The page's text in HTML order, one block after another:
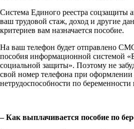
Система Единого реестра соцзащиты
ваш трудовой стаж, доход и другие
критериев вам назначается пособие.
На ваш телефон будет отправлено
пособия информационной системой
социальной защиты». Поэтому не
свой номер телефона при оформлении
нетрудоспособности по беременности
– Как выплачивается пособие по